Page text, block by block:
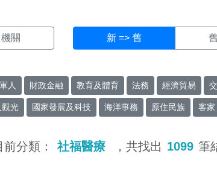
機關 新 => 舊
人 財政金融 教育及體育 法務 經濟貿易
觀光 國家發展及科技 海洋事務 原住民族 客家
前分類： 社福醫療 ，共找出 1099 筆